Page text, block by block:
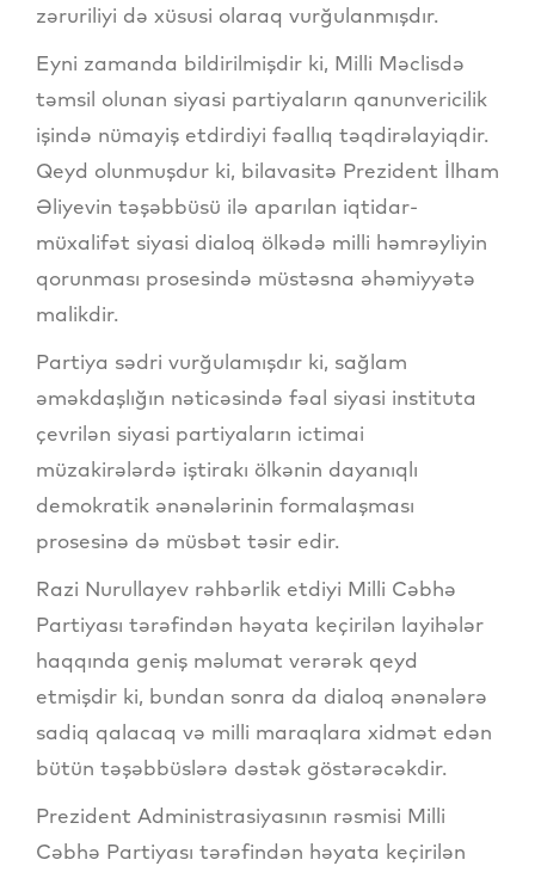
zəruriliyi də xüsusi olaraq vurğulanmışdır.
Eyni zamanda bildirilmişdir ki, Milli Məclisdə
təmsil olunan siyasi partiyaların qanunvericilik
işində nümayiş etdirdiyi fəallıq təqdirəlayiqdir.
Qeyd olunmuşdur ki, bilavasitə Prezident İlham
Əliyevin təşəbbüsü ilə aparılan iqtidar-
müxalifət siyasi dialoq ölkədə milli həmrəyliyin
qorunması prosesində müstəsna əhəmiyyətə
malikdir.
Partiya sədri vurğulamışdır ki, sağlam
əməkdaşlığın nəticəsində fəal siyasi instituta
çevrilən siyasi partiyaların ictimai
müzakirələrdə iştirakı ölkənin dayanıqlı
demokratik ənənələrinin formalaşması
prosesinə də müsbət təsir edir.
Razi Nurullayev rəhbərlik etdiyi Milli Cəbhə
Partiyası tərəfindən həyata keçirilən layihələr
haqqında geniş məlumat verərək qeyd
etmişdir ki, bundan sonra da dialoq ənənələrə
sadiq qalacaq və milli maraqlara xidmət edən
bütün təşəbbüslərə dəstək göstərəcəkdir.
Prezident Administrasiyasının rəsmisi Milli
Cəbhə Partiyası tərəfindən həyata keçirilən